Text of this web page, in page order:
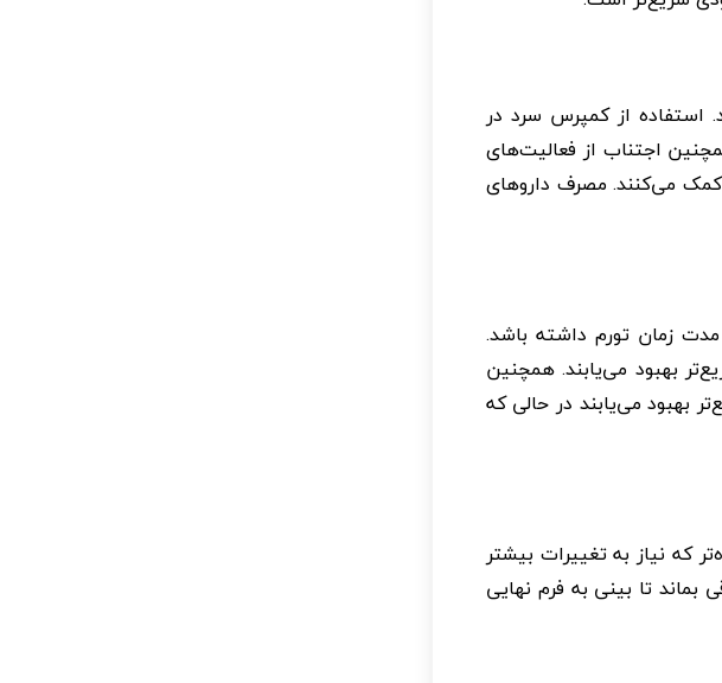
استفاده از کمپرس سرد در
اجتناب از فعالیت‌های
می‌کنند. مصرف داروهای
زمان تورم داشته باشد.
بهبود می‌یابند. همچنین
بهبود می‌یابند در حالی که
که نیاز به تغییرات بیشتر
تا بینی به فرم نهایی